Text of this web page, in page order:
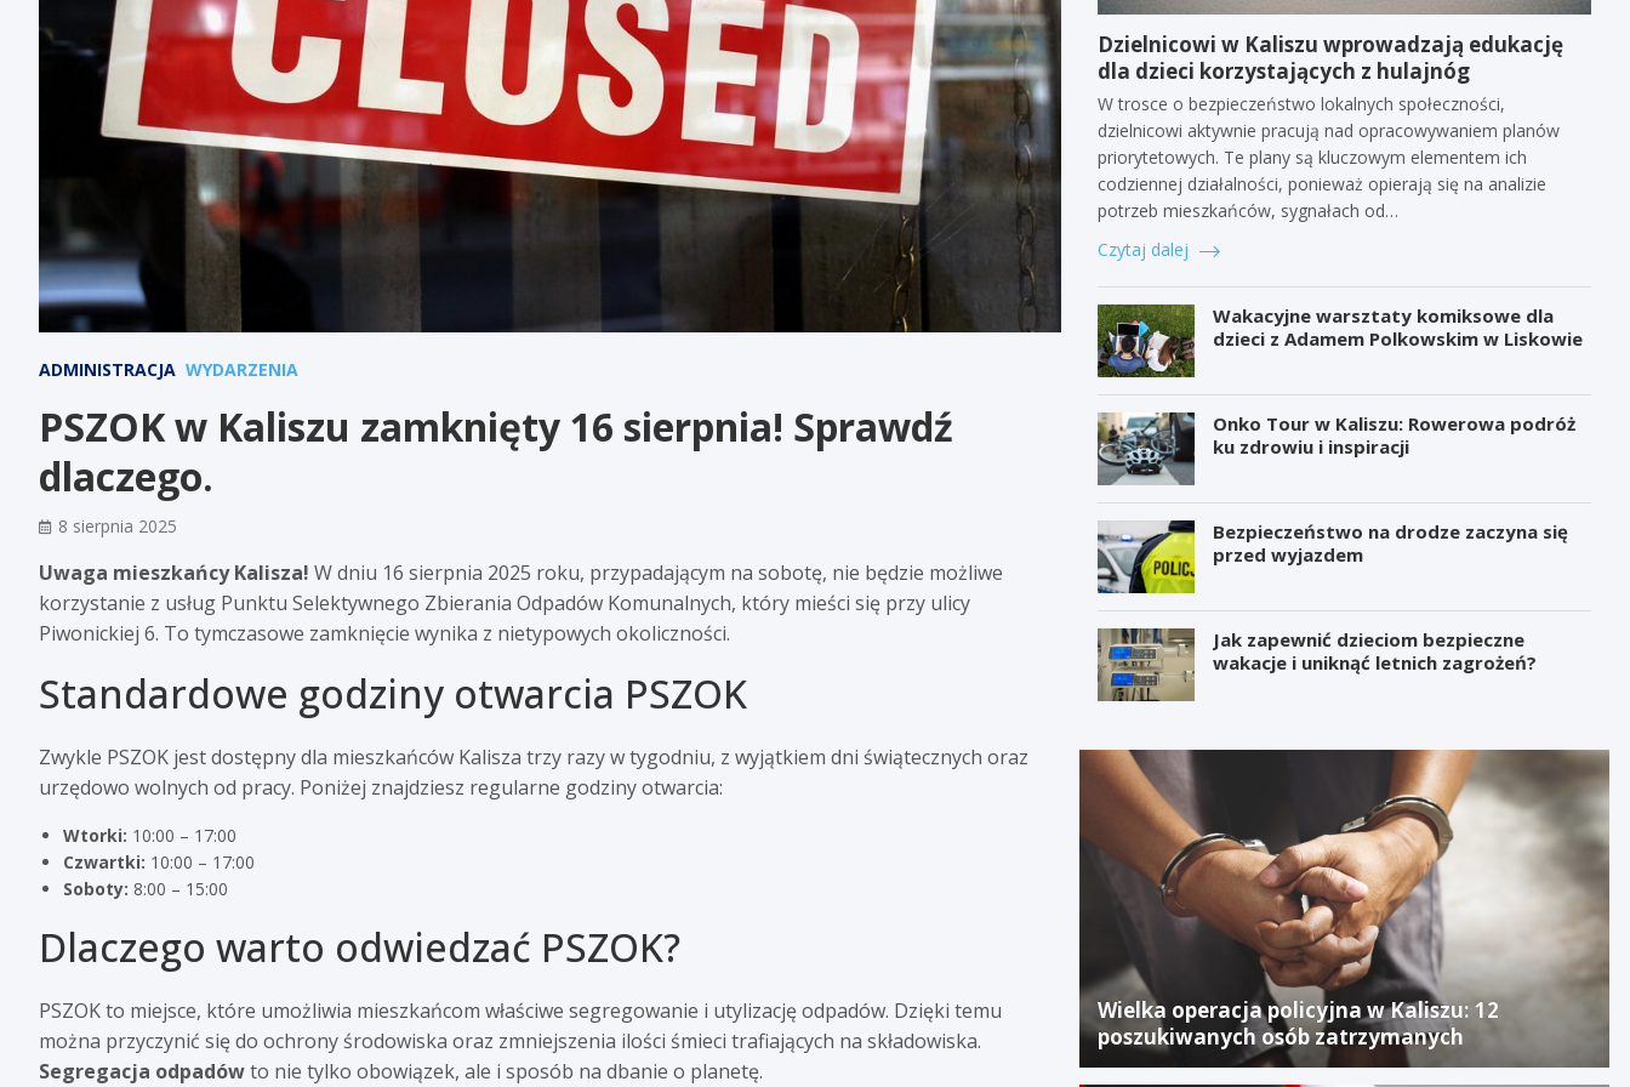
ADMINISTRACJA WYDARZENIA
PSZOK w Kaliszu zamknięty 16 sierpnia! Sprawdź
dlaczego.
8 sierpnia 2025
Uwaga mieszkańcy Kalisza! W dniu 16 sierpnia 2025 roku, przypadającym na sobotę, nie będzie możliwe
korzystanie z usług Punktu Selektywnego Zbierania Odpadów Komunalnych, który mieści się przy ulicy
Piwonickiej 6. To tymczasowe zamknięcie wynika z nietypowych okoliczności.
Standardowe godziny otwarcia PSZOK
Zwykle PSZOK jest dostępny dla mieszkańców Kalisza trzy razy w tygodniu, z wyjątkiem dni świątecznych oraz
urzędowo wolnych od pracy. Poniżej znajdziesz regularne godziny otwarcia:
Wtorki: 10:00 – 17:00
Czwartki: 10:00 – 17:00
Soboty: 8:00 – 15:00
Dlaczego warto odwiedzać PSZOK?
PSZOK to miejsce, które umożliwia mieszkańcom właściwe segregowanie i utylizację odpadów. Dzięki temu
można przyczynić się do ochrony środowiska oraz zmniejszenia ilości śmieci trafiających na składowiska.
Segregacja odpadówto nie tylko obowiązek, ale i sposób na dbanie o planetę.
Dzielnicowi w Kaliszu wprowadzają edukację
dla dzieci korzystających z hulajnóg
W trosce o bezpieczeństwo lokalnych społeczności,
dzielnicowi aktywnie pracują nad opracowywaniem planów
priorytetowych. Te plany są kluczowym elementem ich
codziennej działalności, ponieważ opierają się na analizie
potrzeb mieszkańców, sygnałach od…
Czytaj dalej
Wakacyjne warsztaty komiksowe dla
dzieci z Adamem Polkowskim w Liskowie
Onko Tour w Kaliszu: Rowerowa podróż
ku zdrowiu i inspiracji
Bezpieczeństwo na drodze zaczyna się
przed wyjazdem
Jak zapewnić dzieciom bezpieczne
wakacje i uniknąć letnich zagrożeń?
Wielka operacja policyjna w Kaliszu: 12
poszukiwanych osób zatrzymanych